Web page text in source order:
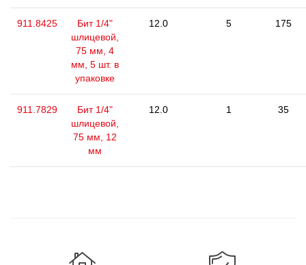
911.8425
Бит 1/4"
шлицевой,
75 мм, 4
мм, 5 шт. в
упаковке
12.0 5 175
911.7829
Бит 1/4"
шлицевой,
75 мм, 12
мм
12.0 1 35